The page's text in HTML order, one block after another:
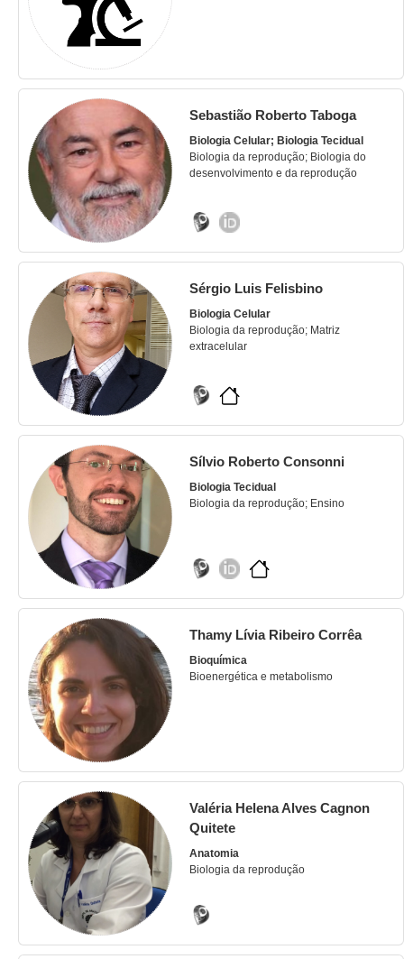
Sebastião Roberto Taboga
Biologia Celular; Biologia Tecidual
Biologia da reprodução; Biologia do
desenvolvimento e da reprodução
Sérgio Luis Felisbino
Biologia Celular
Biologia da reprodução; Matriz
extracelular
Sílvio Roberto Consonni
Biologia Tecidual
Biologia da reprodução; Ensino
Thamy Lívia Ribeiro Corrêa
Bioquímica
Bioenergética e metabolismo
Valéria Helena Alves Cagnon
Quitete
Anatomia
Biologia da reprodução